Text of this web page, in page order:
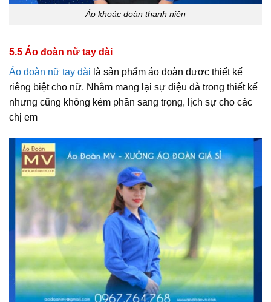
Áo khoác đoàn thanh niên
5.5 Áo đoàn nữ tay dài
Áo đoàn nữ tay dài là sản phẩm áo đoàn được thiết kế
riêng biệt cho nữ. Nhằm mang lại sự điệu đà trong thiết kế
nhưng cũng không kém phần sang trọng, lịch sự cho các
chị em